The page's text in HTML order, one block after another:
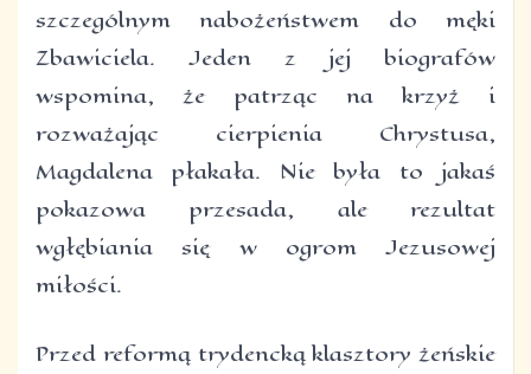
szczególnym nabożeństwem do męki
Zbawiciela. Jeden z jej biografów
wspomina, że patrząc na krzyż i
rozważając cierpienia Chrystusa,
Magdalena płakała. Nie była to jakaś
pokazowa przesada, ale rezultat
wgłębiania się w ogrom Jezusowej
miłości.
Przed reformą trydencką klasztory żeńskie